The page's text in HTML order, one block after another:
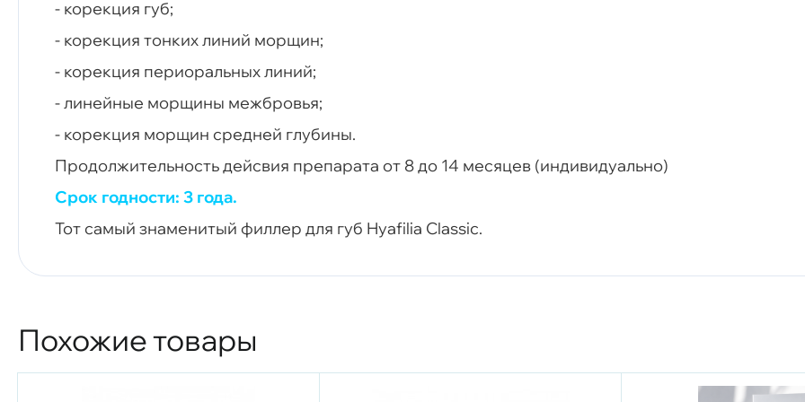
- корекция губ;
- корекция тонких линий морщин;
- корекция периоральных линий;
- линейные морщины межбровья;
- корекция морщин средней глубины.
Продолжительность дейсвия препарата от 8 до 14 месяцев (индивидуально)
Срок годности: 3 года.
Тот самый знаменитый филлер для губ Hyafilia Classic.
Похожие товары